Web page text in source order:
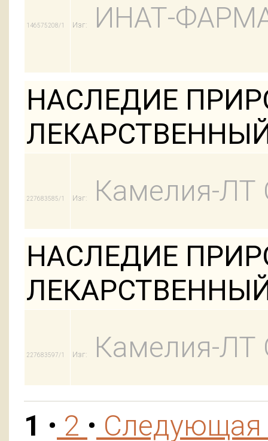
146575208/1 Изг: ИНАТ-
НАСЛЕДИЕ
227683585/1 Изг:
Камелия-
НАСЛЕДИЕ
227683597/1 Изг: Камелия-
1 • 2 • Следующая